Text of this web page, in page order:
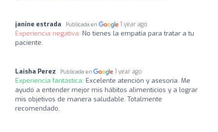
janine estrada Publicada en 1 year ago
Experiencia negativa: No tienes la empatía para tratar a tu
paciente.
Laisha Perez Publicada en 1 year ago
Experiencia fantástica: Excelente atención y asesoría. Me
ayudó a entender mejor mis hábitos alimenticios y a lograr
mis objetivos de manera saludable. Totalmente
recomendado.